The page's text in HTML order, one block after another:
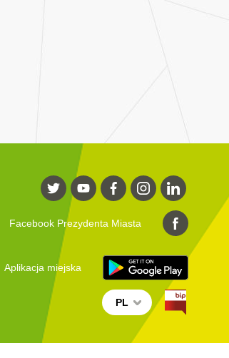
Facebook Prezydenta Miasta
Aplikacja miejska
PL